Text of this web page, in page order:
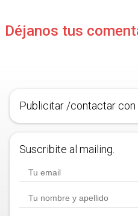
Déjanos tus
Publicitar /contactar con
Suscribite al mailing.